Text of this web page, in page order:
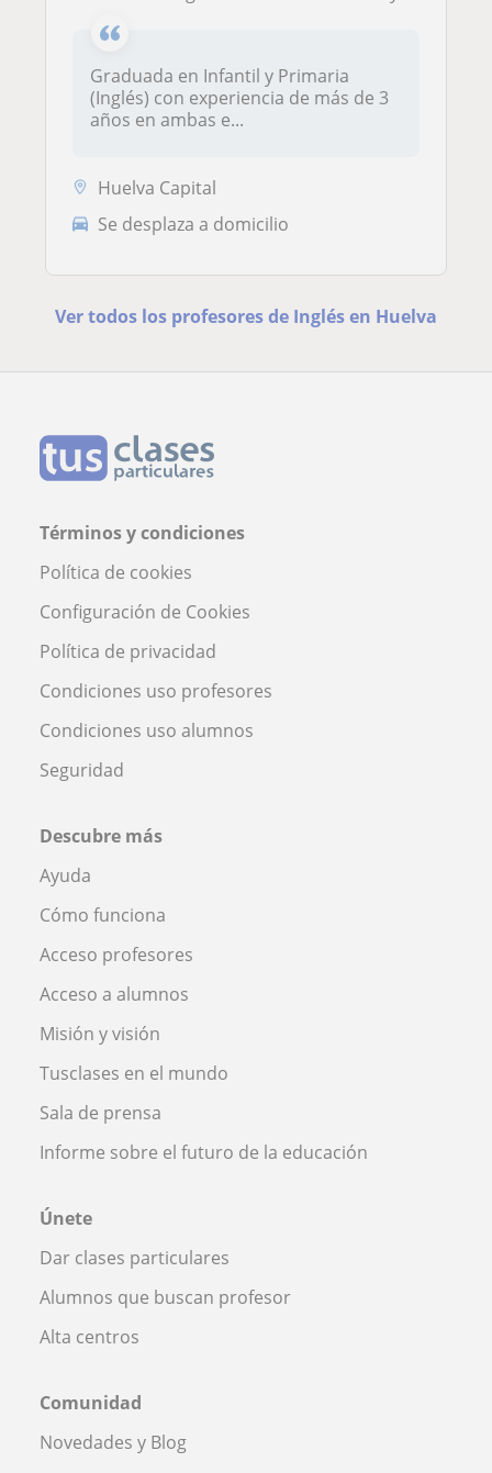
Graduada en Infantil y Primaria
(Inglés) con experiencia de más de 3
años en ambas e...
Huelva Capital
Se desplaza a domicilio
Ver todos los profesores de Inglés en Huelva
Términos y condiciones
Política de cookies
Configuración de Cookies
Política de privacidad
Condiciones uso profesores
Condiciones uso alumnos
Seguridad
Descubre más
Ayuda
Cómo funciona
Acceso profesores
Acceso a alumnos
Misión y visión
Tusclases en el mundo
Sala de prensa
Informe sobre el futuro de la educación
Únete
Dar clases particulares
Alumnos que buscan profesor
Alta centros
Comunidad
Novedades y Blog